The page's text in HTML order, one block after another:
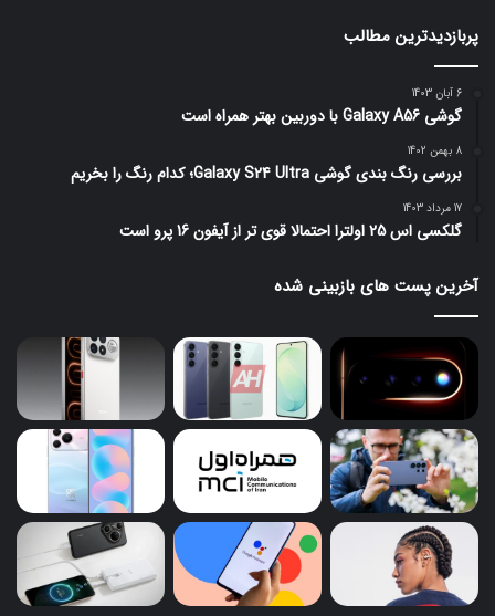
پربازدیدترین مطالب
6 آبان 1403
گوشی Galaxy A56 با دوربین بهتر همراه است
8 بهمن 1402
بررسی رنگ بندی گوشی Galaxy S24 Ultra؛ کدام رنگ را بخریم
17 مرداد 1403
گلکسی اس 25 اولترا احتمالا قوی تر از آیفون 16 پرو است
آخرین پست های بازبینی شده